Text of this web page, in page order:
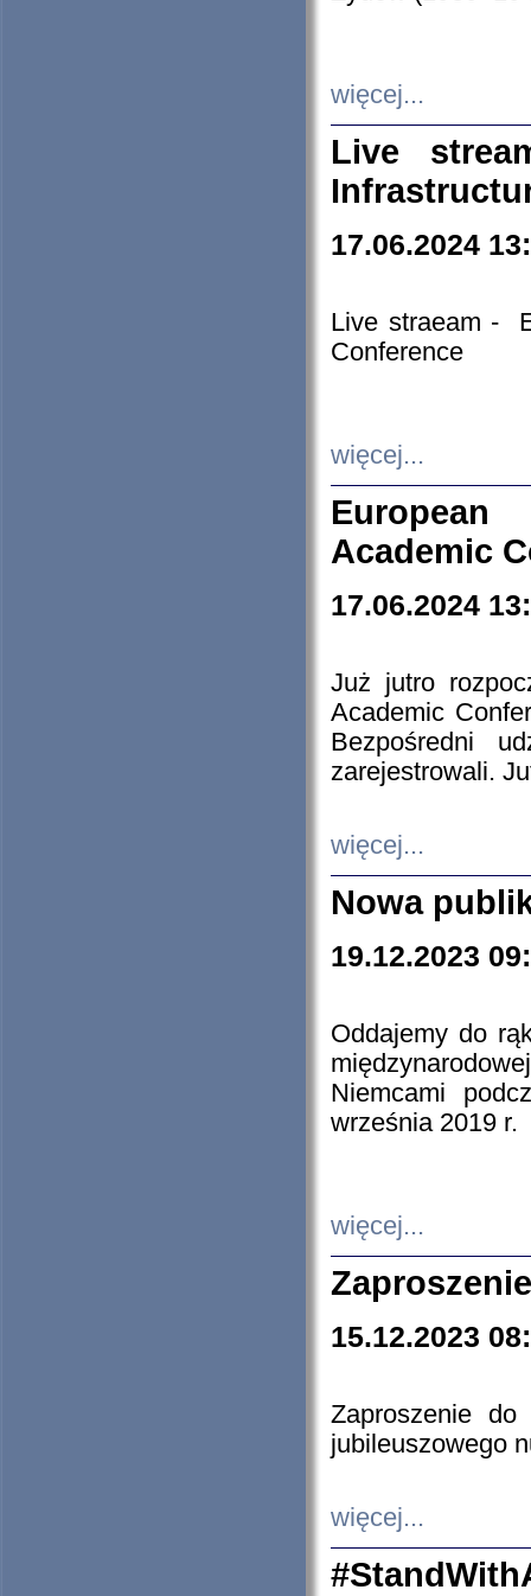
więcej...
Live
17.06.2024
Live straeam -
Conference
więcej...
European
Academic
17.06.2024
Już jutro
Academic
Bezpośredni
zarejestrowali.
więcej...
Nowa
19.12.2023
Oddajemy do
Niemcami
września 2019 r.
więcej...
15.12.2023
Zaproszenie do
jubileuszowego
więcej...